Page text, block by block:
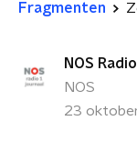
Fragmenten
NOS
NOS
23